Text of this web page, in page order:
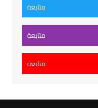
متابعة
متابعة
متابعة